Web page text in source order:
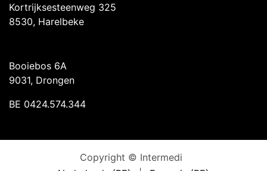
Kortrijksesteenweg 325
8530, Harelbeke
Booiebos 6A
9031, Drongen
BE 0424.574.344
Copyright © Intermedi